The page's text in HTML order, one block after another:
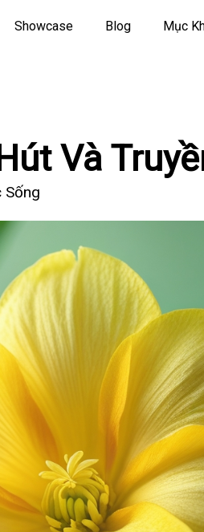
Showcase Blog Mục
Và
Sống